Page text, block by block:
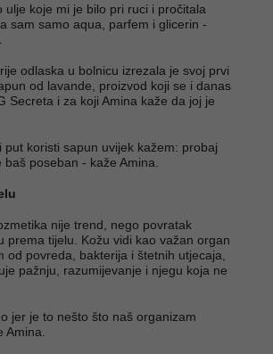
ulje koje mi je bilo pri ruci i pročitala
sam samo aqua, parfem i glicerin -
odlaska u bolnicu izrezala je svoj prvi
od lavande, proizvod koji se i danas
Secreta i za koji Amina kaže da joj je
put koristi sapun uvijek kažem: probaj
poseban - kaže Amina.
nije trend, nego povratak
prema tijelu. Kožu vidi kao važan organ
od povreda, bakterija i štetnih utjecaja,
pažnju, razumijevanje i njegu koja ne
jer je to nešto što naš organizam
Amina.